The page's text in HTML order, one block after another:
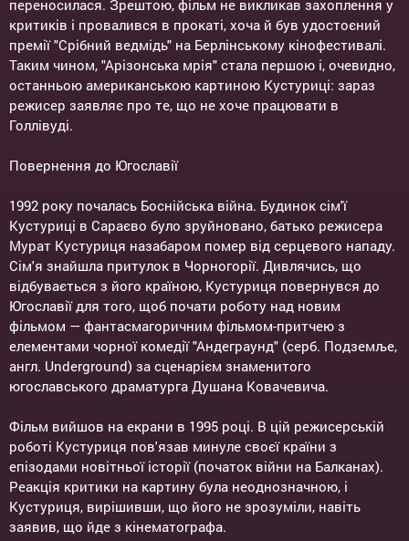
переносилася. Зрештою, фільм не викликав захоплення у
критиків і провалився в прокаті, хоча й був удостоєний
премії "Срібний ведмідь" на Берлінському кінофестивалі.
Таким чином, "Арізонська мрія" стала першою і, очевидно,
останньою американською картиною Кустуриці: зараз
режисер заявляє про те, що не хоче працювати в
Голлівуді.
Повернення до Югославії
1992 року почалась Боснійська війна. Будинок сім'ї
Кустуриці в Сараєво було зруйновано, батько режисера
Мурат Кустуриця назабаром помер від серцевого нападу.
Сім'я знайшла притулок в Чорногорії. Дивлячись, що
відбувається з його країною, Кустуриця повернувся до
Югославії для того, щоб почати роботу над новим
фільмом — фантасмагоричним фільмом-притчею з
елементами чорної комедії "Андеграунд" (серб. Подземље,
англ. Underground) за сценарієм знаменитого
югославського драматурга Душана Ковачевича.
Фільм вийшов на екрани в 1995 році. В цій режисерській
роботі Кустуриця пов'язав минуле своєї країни з
епізодами новітньої історії (початок війни на Балканах).
Реакція критики на картину була неоднозначною, і
Кустуриця, вирішивши, що його не зрозуміли, навіть
заявив, що йде з кінематографа.